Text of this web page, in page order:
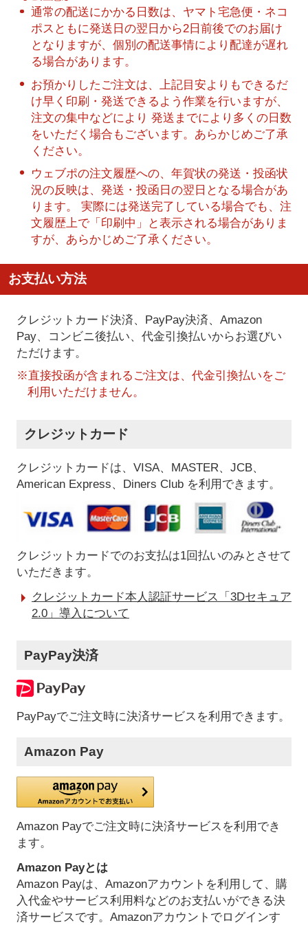
通常の配送にかかる日数は、ヤマト宅急便・ネコ
ポスともに発送日の翌日から2日前後でのお届け
となりますが、個別の配送事情により配達が遅れ
る場合があります。
お預かりしたご注文は、上記目安よりもできるだ
け早く印刷・発送できるよう作業を行いますが、
注文の集中などにより 発送までにより多くの日数
をいただく場合もございます。あらかじめご了承
ください。
ウェブポの注文履歴への、年賀状の発送・投函状
況の反映は、発送・投函日の翌日となる場合があ
ります。 実際には発送完了している場合でも、注
文履歴上で「印刷中」と表示される場合がありま
すが、あらかじめご了承ください。
お支払い方法
クレジットカード決済、PayPay決済、Amazon
Pay、コンビニ後払い、代金引換払いからお選びい
ただけます。
※直接投函が含まれるご注文は、代金引換払いをご
利用いただけません。
クレジットカード
クレジットカードは、VISA、MASTER、JCB、
American Express、Diners Club を利用できます。
クレジットカードでのお支払は1回払いのみとさせて
いただきます。
クレジットカード本人認証サービス「3Dセキュア
2.0」導入について
PayPay決済
PayPayでご注文時に決済サービスを利用できます。
Amazon Pay
Amazon Payでご注文時に決済サービスを利用でき
ます。
Amazon Payとは
Amazon Payは、Amazonアカウントを利用して、購
入代金やサービス利用料などのお支払いができる決
済サービスです。Amazonアカウントでログインす